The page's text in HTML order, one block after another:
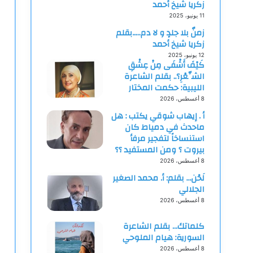
زكريا شيخ أحمد
11 يونيو، 2025
زمنٌ بلا جلدٍ و لا دم…..بقلم
زكريا شيخ أحمد
12 يونيو، 2025
كَيْفَ أَشْفَى مِنْ عِشْقِ
الشِّعْرِ؟.. بقلم الشاعرة
الليبية: حكمت المختار
8 أغسطس، 2026
أ . إيهاب شوقي يكتب : هل
ماحدث في دمياط كان
استنساخاً لتفجير مرفأ
بيروت ؟ ومن المستفيد ؟؟
8 أغسطس، 2026
لَحْن… بقلم: أ. محمد الصغير
الجلالي
8 أغسطس، 2026
كلماتك… بقلم الشاعرة
السورية: هيام الملوحي
8 أغسطس، 2026